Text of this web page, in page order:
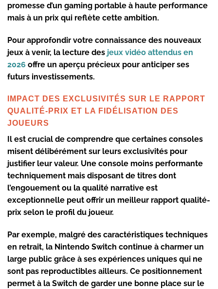
promesse d’un gaming portable à haute performance
mais à un prix qui reflète cette ambition.
Pour approfondir votre connaissance des nouveaux
jeux à venir, la lecture des jeux vidéo attendus en
2026 offre un aperçu précieux pour anticiper ses
futurs investissements.
IMPACT DES EXCLUSIVITÉS SUR LE RAPPORT
QUALITÉ-PRIX ET LA FIDÉLISATION DES
JOUEURS
Il est crucial de comprendre que certaines consoles
misent délibérément sur leurs exclusivités pour
justifier leur valeur. Une console moins performante
techniquement mais disposant de titres dont
l’engouement ou la qualité narrative est
exceptionnelle peut offrir un meilleur rapport qualité-
prix selon le profil du joueur.
Par exemple, malgré des caractéristiques techniques
en retrait, la Nintendo Switch continue à charmer un
large public grâce à ses expériences uniques qui ne
sont pas reproductibles ailleurs. Ce positionnement
permet à la Switch de garder une bonne place sur le